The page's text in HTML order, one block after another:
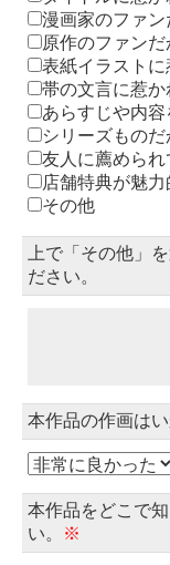
漫画家のファン
原作のファンだ
表紙イラストに
帯の文言に惹か
あらすじや内容
シリーズものだ
友人に薦められ
店舗特典が魅力
その他
上で「その他」
ださい。
本作品の作画は
本作品をどこで
い。
※